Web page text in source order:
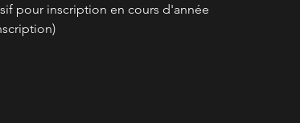
pour inscription en cours d'année